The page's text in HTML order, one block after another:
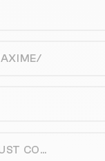
LA PROTECT IMMOB INDUST COMM98